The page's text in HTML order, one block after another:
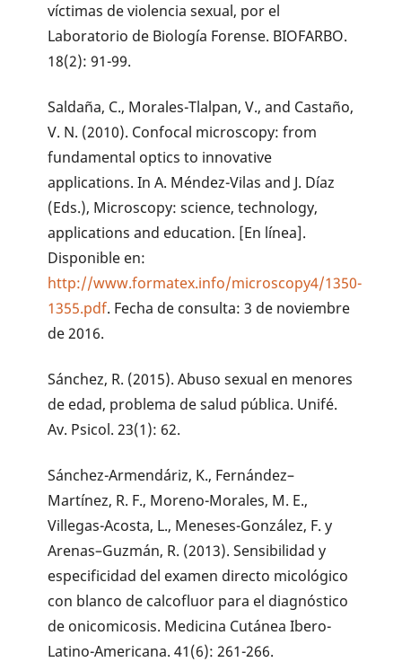
víctimas de violencia sexual, por el
Laboratorio de Biología Forense. BIOFARBO.
18(2): 91-99.
Saldaña, C., Morales-Tlalpan, V., and Castaño,
V. N. (2010). Confocal microscopy: from
fundamental optics to innovative
applications. In A. Méndez-Vilas and J. Díaz
(Eds.), Microscopy: science, technology,
applications and education. [En línea].
Disponible en:
http://www.formatex.info/microscopy4/1350-
1355.pdf. Fecha de consulta: 3 de noviembre
de 2016.
Sánchez, R. (2015). Abuso sexual en menores
de edad, problema de salud pública. Unifé.
Av. Psicol. 23(1): 62.
Sánchez-Armendáriz, K., Fernández–
Martínez, R. F., Moreno-Morales, M. E.,
Villegas-Acosta, L., Meneses-González, F. y
Arenas–Guzmán, R. (2013). Sensibilidad y
especificidad del examen directo micológico
con blanco de calcofluor para el diagnóstico
de onicomicosis. Medicina Cutánea Ibero-
Latino-Americana. 41(6): 261-266.